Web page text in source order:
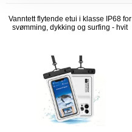
Vanntett flytende etui i klasse IP68 for
svømming, dykking og surfing - hvit